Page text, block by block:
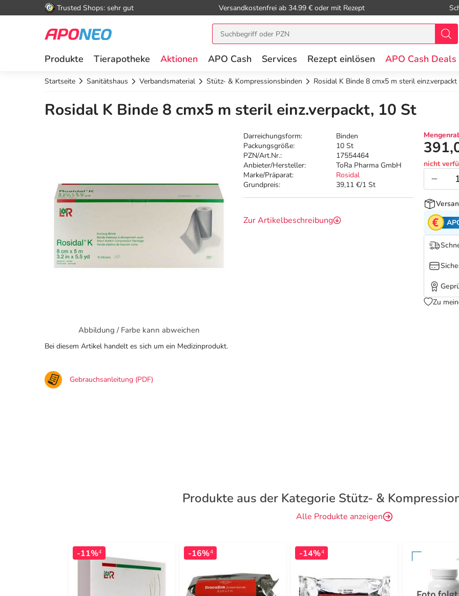
Trusted Shops: sehr gut Versandkostenfrei ab 34.99 € oder mit Rezept
Produkte Tierapotheke Aktionen APO Cash Services Rezept einlösen APO Cash Deals
Startseite Sanitätshaus Verbandsmaterial Stütz- & Kompressionsbinden Rosidal K Binde 8 cmx5 m steril einz.verpackt
Rosidal K Binde 8 cmx5 m steril einz.verpackt, 10 St
Abbildung / Farbe kann abweichen
Darreichungsform:
Binden
Packungsgröße:
10 St
PZN/Art.Nr.:
17554464
Anbieter/Hersteller:
ToRa Pharma GmbH
Marke/Präparat:
Rosidal
Grundpreis:
39,11 €/1 St
Zur Artikelbeschreibung
nicht
Zu
Bei diesem Artikel handelt es sich um ein Medizinprodukt.
Gebrauchsanleitung (PDF)
Produkte aus der Kategorie Stütz- &
Alle Produkte anzeigen
-11%4 -16%4 -14%4